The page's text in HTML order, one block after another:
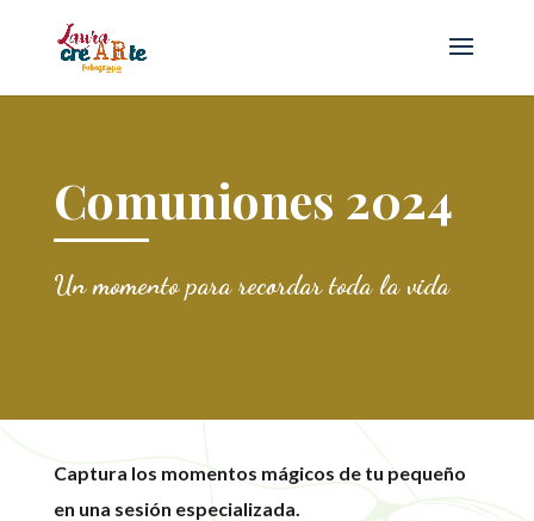
Comuniones 2024
Un momento para recordar toda la vida
Captura los momentos mágicos de tu pequeño
en una sesión especializada.